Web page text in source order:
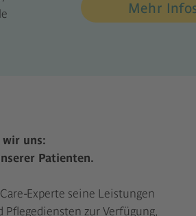
Mehr
wir uns:
Patienten.
Experte seine Leistungen
zur Verfügung,